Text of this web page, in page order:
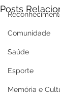
Comunidade
Saúde
Esporte
Memória e
Posts